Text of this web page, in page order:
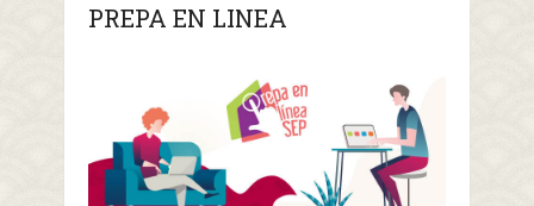
PREPA EN LINEA